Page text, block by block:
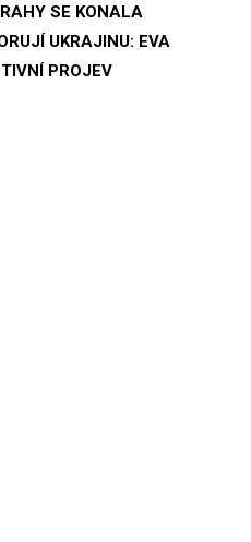
SE KONALA
UKRAJINU: EVA
PROJEV